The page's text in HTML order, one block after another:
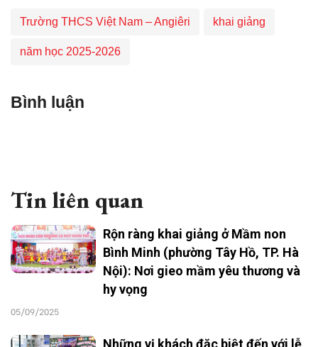
Trường THCS Việt Nam – Angiêri khai giảng
năm học 2025-2026
Bình luận
Tin liên quan
Rộn ràng khai giảng ở Mầm non
Bình Minh (phường Tây Hồ, TP. Hà
Nội): Nơi gieo mầm yêu thương và
hy vọng
05/09/2025
Những vị khách đặc biệt đến với lễ